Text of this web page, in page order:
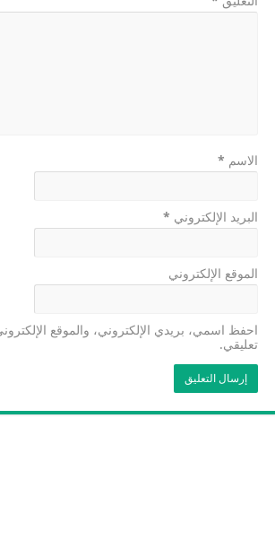
الاسم *
البريد الإلكتروني *
الموقع الإلكتروني
احفظ اسمي، بريدي الإلكتروني، والموقع
تعليقي.